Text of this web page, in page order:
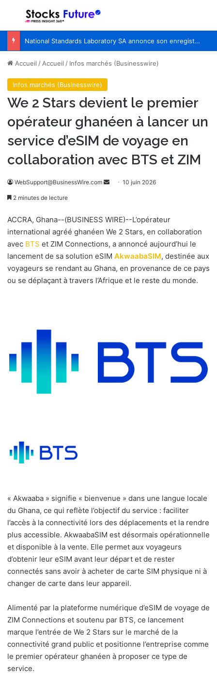
Menu
National Standards Laboratory SA annonce son enregistrement auprès des Nations Unies et l’élargissement de sa coopération scientifique
Accueil /Accueil / Infos marchés (Businesswire)
Infos marchés (Businesswire)
We 2 Stars devient le premier
opérateur ghanéen à lancer un
service d’eSIM de voyage en
collaboration avec BTS et ZIM
WebSupport@BusinessWire.com
o
y
r
e
10 juin 2026
2 minutes de lecture
ACCRA, Ghana--(BUSINESS WIRE)--L’opérateur
international agréé ghanéen We 2 Stars, en collaboration
avec BTS et ZIM Connections, a annoncé aujourd’hui le
lancement de sa solution eSIM AkwaabaSIM, destinée aux
voyageurs se rendant au Ghana, en provenance de ce pays
ou se déplaçant à travers l’Afrique et le reste du monde.
« Akwaaba » signifie « bienvenue » dans une langue locale
du Ghana, ce qui reflète l’objectif du service : faciliter
l’accès à la connectivité lors des déplacements et la rendre
plus accessible. AkwaabaSIM est désormais opérationnelle
et disponible à la vente. Elle permet aux voyageurs
d’obtenir leur eSIM avant leur départ et de rester
connectés sans avoir à acheter de carte SIM physique ni à
changer de carte dans leur appareil.
Alimenté par la plateforme numérique d’eSIM de voyage de
ZIM Connections et soutenu par BTS, ce lancement
marque l’entrée de We 2 Stars sur le marché de la
connectivité grand public et positionne l’entreprise comme
le premier opérateur ghanéen à proposer ce type de
service.